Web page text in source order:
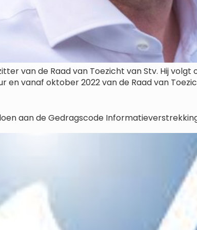
van de Raad van Toezicht van Stv. Hij volgt
en vanaf oktober 2022 van de Raad van
aan de Gedragscode